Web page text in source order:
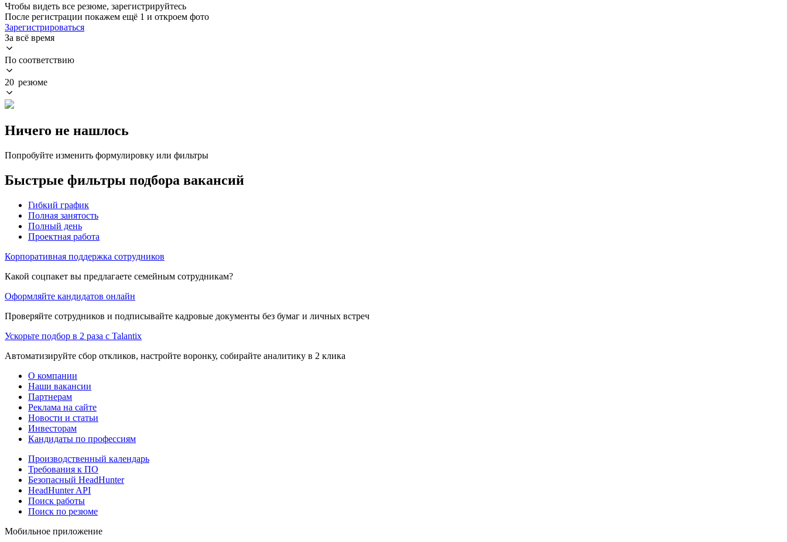
Чтобы видеть все резюме, зарегистрируйтесь
После регистрации покажем ещё 1 и откроем фото
Зарегистрироваться
За всё время
По соответствию
20 резюме
Ничего не нашлось
Попробуйте изменить формулировку или фильтры
Быстрые фильтры подбора вакансий
Гибкий график
Полная занятость
Полный день
Проектная работа
Корпоративная поддержка сотрудников
Какой соцпакет вы предлагаете семейным сотрудникам?
Оформляйте кандидатов онлайн
Проверяйте сотрудников и подписывайте кадровые документы без бумаг и личных встреч
Ускорьте подбор в 2 раза с Talantix
Автоматизируйте сбор откликов, настройте воронку, собирайте аналитику в 2 клика
О компании
Наши вакансии
Партнерам
Реклама на сайте
Новости и статьи
Инвесторам
Кандидаты по профессиям
Производственный календарь
Требования к ПО
Безопасный HeadHunter
HeadHunter API
Поиск работы
Поиск по резюме
Мобильное приложение